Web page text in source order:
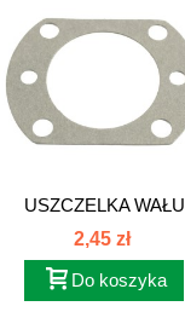
USZCZELKA WAŁU
PRZEDNIEGO...
2,45 zł
Do koszyka